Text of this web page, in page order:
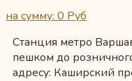
на сумму: 0 Руб
Станция метро
пешком до
адресу: Каширский